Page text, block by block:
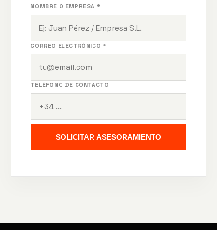
NOMBRE O EMPRESA *
CORREO ELECTRÓNICO *
TELÉFONO DE CONTACTO
SOLICITAR ASESORAMIENTO